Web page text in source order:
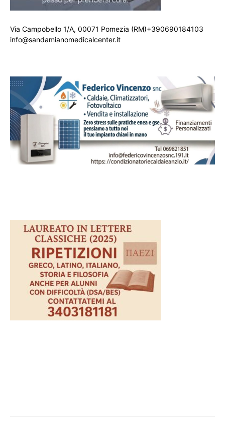
Via Campobello 1/A, 00071 Pomezia (RM)+390690184103
info@sandamianomedicalcenter.it